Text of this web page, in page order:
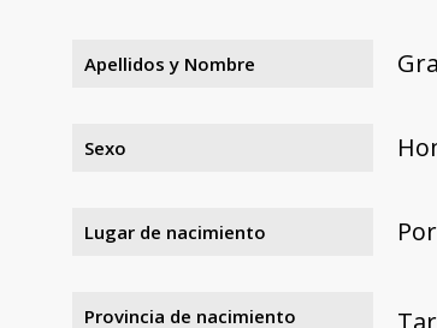
Apellidos y Nombre
Sexo
Lugar de nacimiento
Provincia de nacimiento